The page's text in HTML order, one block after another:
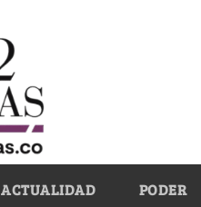
ACTUALIDAD PODER